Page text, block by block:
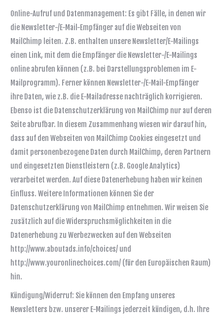
Online-Aufruf und Datenmanagement: Es gibt Fälle, in denen wir
die Newsletter-/E-Mail-Empfänger auf die Webseiten von
MailChimp leiten. Z.B. enthalten unsere Newsletter/E-Mailings
einen Link, mit dem die Empfänger die Newsletter-/E-Mailings
online abrufen können (z.B. bei Darstellungsproblemen im E-
Mailprogramm). Ferner können Newsletter-/E-Mail-Empfänger
ihre Daten, wie z.B. die E-Mailadresse nachträglich korrigieren.
Ebenso ist die Datenschutzerklärung von MailChimp nur auf deren
Seite abrufbar. In diesem Zusammenhang wiesen wir darauf hin,
dass auf den Webseiten von MailChimp Cookies eingesetzt und
damit personenbezogene Daten durch MailChimp, deren Partnern
und eingesetzten Dienstleistern (z.B. Google Analytics)
verarbeitet werden. Auf diese Datenerhebung haben wir keinen
Einfluss. Weitere Informationen können Sie der
Datenschutzerklärung von MailChimp entnehmen. Wir weisen Sie
zusätzlich auf die Widerspruchsmöglichkeiten in die
Datenerhebung zu Werbezwecken auf den Webseiten
http://www.aboutads.info/choices/ und
http://www.youronlinechoices.com/ (für den Europäischen Raum)
hin.
Kündigung/Widerruf: Sie können den Empfang unseres
Newsletters bzw. unserer E-Mailings jederzeit kündigen, d.h. Ihre